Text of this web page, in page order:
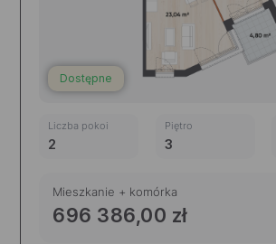
Dostępne
Liczba pokoi
2
Piętro
3
Mieszkanie + komórka
696 386,00 zł